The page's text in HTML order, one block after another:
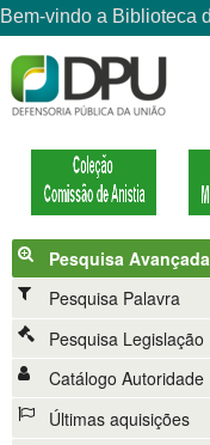
Pesquisa Avançada
Pesquisa Palavra
Pesquisa Legislação
Catálogo Autoridade
Últimas aquisições